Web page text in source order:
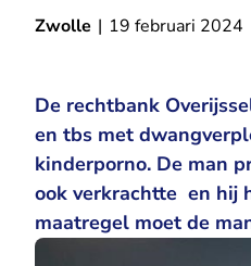
Zwolle | 19 februari 2024
De rechtbank
en tbs met
kinderporno. De man
ook verkrachtte en hij
maatregel moet de